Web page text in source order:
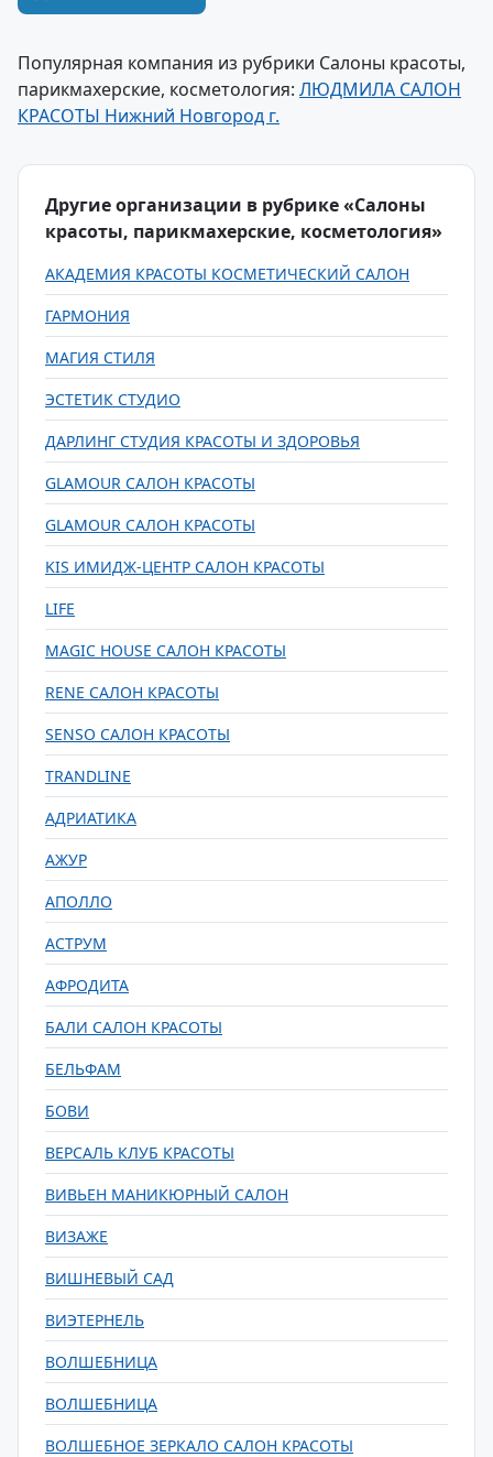
Популярная компания из рубрики Салоны красоты,
парикмахерские, косметология: ЛЮДМИЛА САЛОН
КРАСОТЫ Нижний Новгород г.
Другие организации в рубрике «Салоны
красоты, парикмахерские, косметология»
АКАДЕМИЯ КРАСОТЫ КОСМЕТИЧЕСКИЙ САЛОН
ГАРМОНИЯ
МАГИЯ СТИЛЯ
ЭСТЕТИК СТУДИО
ДАРЛИНГ СТУДИЯ КРАСОТЫ И ЗДОРОВЬЯ
GLAMOUR САЛОН КРАСОТЫ
GLAMOUR САЛОН КРАСОТЫ
KIS ИМИДЖ-ЦЕНТР САЛОН КРАСОТЫ
LIFE
MAGIC HOUSE САЛОН КРАСОТЫ
RENE САЛОН КРАСОТЫ
SENSO САЛОН КРАСОТЫ
TRANDLINE
АДРИАТИКА
АЖУР
АПОЛЛО
АСТРУМ
АФРОДИТА
БАЛИ САЛОН КРАСОТЫ
БЕЛЬФАМ
БОВИ
ВЕРСАЛЬ КЛУБ КРАСОТЫ
ВИВЬЕН МАНИКЮРНЫЙ САЛОН
ВИЗАЖЕ
ВИШНЕВЫЙ САД
ВИЭТЕРНЕЛЬ
ВОЛШЕБНИЦА
ВОЛШЕБНИЦА
ВОЛШЕБНОЕ ЗЕРКАЛО САЛОН КРАСОТЫ